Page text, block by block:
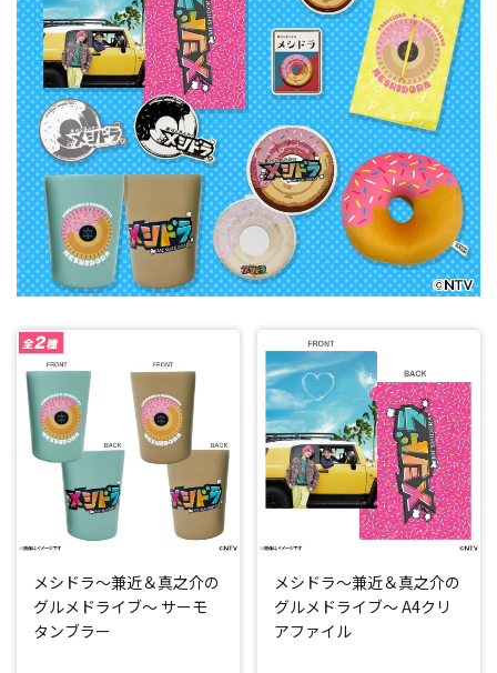
メシドラ～兼近＆真之介の
グルメドライブ～ サーモ
タンブラー
メシドラ～兼近＆真之介の
グルメドライブ～ A4クリ
アファイル